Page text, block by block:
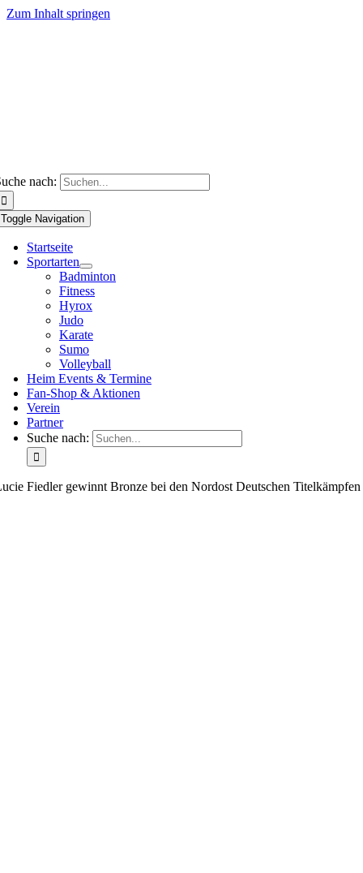
Zum Inhalt springen
nach:
Toggle Navigation
Startseite
Sportarten
Badminton
Fitness
Hyrox
Judo
Karate
Sumo
Volleyball
Heim Events & Termine
Fan-Shop & Aktionen
Verein
Partner
Suche nach:
Fiedler gewinnt Bronze bei den Nordost Deutschen Titelkämpfen